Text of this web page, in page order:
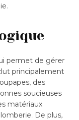
permet de gérer
principalement
des
soucieuses
matériaux
De plus,